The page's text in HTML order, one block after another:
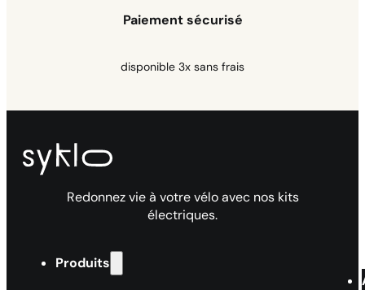
Paiement sécurisé
disponible 3x sans frais
Redonnez vie à votre vélo avec nos kits
électriques.
Produits